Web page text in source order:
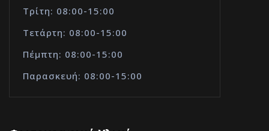
Τρίτη: 08:00-15:00
Τετάρτη: 08:00-15:00
Πέμπτη: 08:00-15:00
Παρασκευή: 08:00-15:00